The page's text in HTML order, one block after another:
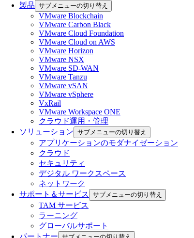
製品 サブメニューの切り替え
VMware Blockchain
VMware Carbon Black
VMware Cloud Foundation
VMware Cloud on AWS
VMware Horizon
VMware NSX
VMware SD-WAN
VMware Tanzu
VMware vSAN
VMware vSphere
VxRail
VMware Workspace ONE
クラウド運用・管理
ソリューション サブメニューの切り替え
アプリケーションのモダナイゼーション
クラウド
セキュリティ
デジタル ワークスペース
ネットワーク
サポート＆サービス
サブメニューの切り替え
TAM サービス
ラーニング
グローバルサポート
パートナー